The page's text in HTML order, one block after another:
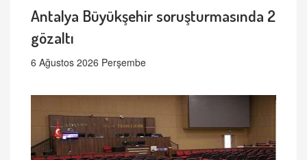
Antalya Büyükşehir soruşturmasında 2
gözaltı
6 Ağustos 2026 Perşembe